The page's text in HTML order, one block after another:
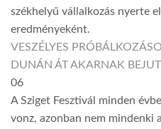
székhelyű vállalkozás nyerte
eredményeként.
VESZÉLYES
DUNÁN ÁT AKARNAK
06
A Sziget Fesztivál minden
vonz, azonban nem mindenki